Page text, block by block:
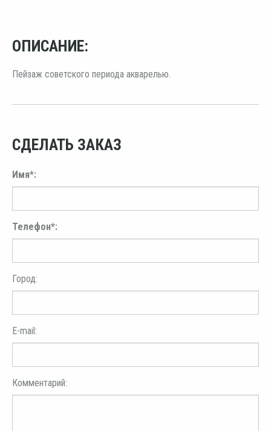
ОПИСАНИЕ:
Пейзаж советского периода акварелью.
СДЕЛАТЬ ЗАКАЗ
Имя*:
Телефон*:
Город:
E-mail:
Комментарий: